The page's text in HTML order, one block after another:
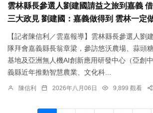
雲林縣長參選人劉建國請益之旅到嘉義
三大政見 劉建國：嘉義做得到 雲林一定
【記者陳信利／雲嘉報導】雲林縣長參選人劉
隊拜會嘉義縣長翁章梁，參訪悠沃農場、蒜頭
基地及亞洲無人機AI創新應用研發中心（亞創
義縣近年推動智慧農業、文化科...
陳信利 2026年八月06日 9,899 觀看